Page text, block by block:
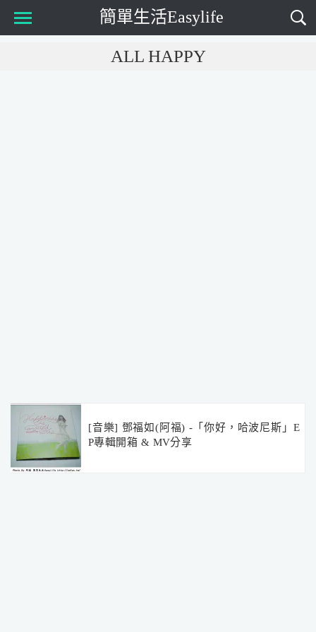
簡單生活Easylife
ALL HAPPY
[音樂] 鄧福如(阿福) -「你好，哈波尼斯」E
P專輯開箱 & MV分享